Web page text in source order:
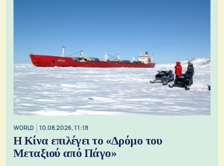
WORLD 10.08.2026, 11:18
Η Κίνα επιλέγει το «Δρόμο του
Μεταξιού από Πάγο»